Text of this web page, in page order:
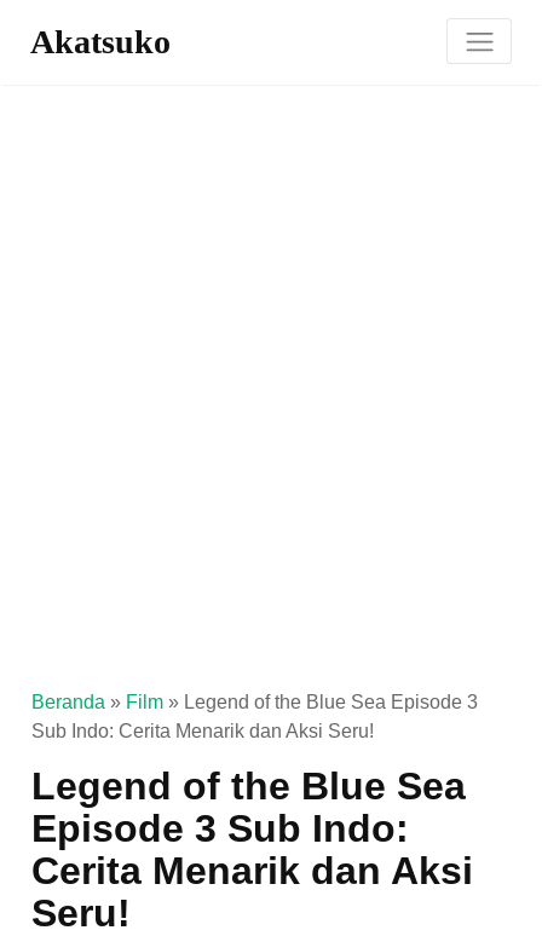
Akatsuko
Beranda » Film » Legend of the Blue Sea Episode 3
Sub Indo: Cerita Menarik dan Aksi Seru!
Legend of the Blue Sea
Episode 3 Sub Indo:
Cerita Menarik dan Aksi
Seru!